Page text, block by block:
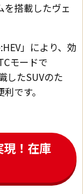
搭載したヴェ
」により、効
モードで
したSUVのた
です。
現！在庫